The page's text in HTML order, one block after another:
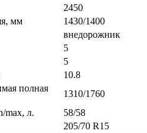
2450
мм
1430/1400
внедорожник
5
5
10.8
полная
1310/1760
max, л.
58/58
205/70 R15